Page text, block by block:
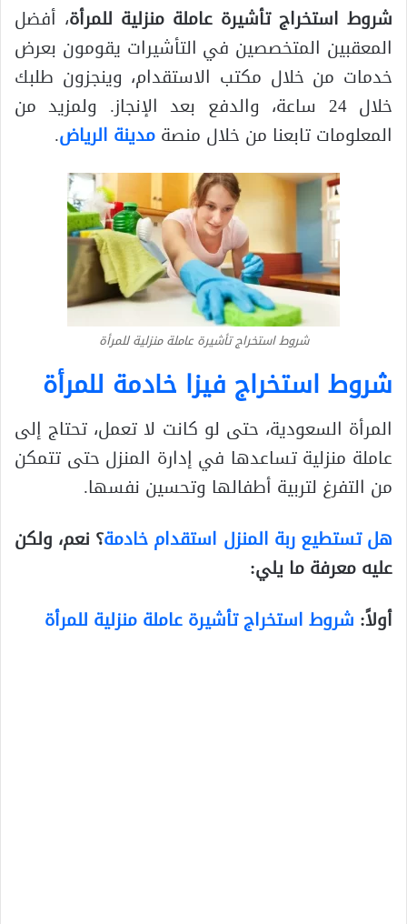
شروط استخراج تأشيرة عاملة منزلية للمرأة، أفضل
المعقبين المتخصصين في التأشيرات يقومون بعرض
خدمات من خلال مكتب الاستقدام، وينجزون طلبك
خلال 24 ساعة، والدفع بعد الإنجاز. ولمزيد من
المعلومات تابعنا من خلال منصةمدينة الرياض.
شروط استخراج تأشيرة عاملة منزلية للمرأة
شروط استخراج فيزا خادمة للمرأة
المرأة السعودية، حتى لو كانت لا تعمل، تحتاج إلى
عاملة منزلية تساعدها في إدارة المنزل حتى تتمكن
من التفرغ لتربية أطفالها وتحسين نفسها.
هل تستطيع ربة المنزل استقدام خادمة؟ نعم، ولكن
عليه معرفة ما يلي:
أولاً: شروط استخراج تأشيرة عاملة منزلية للمرأة